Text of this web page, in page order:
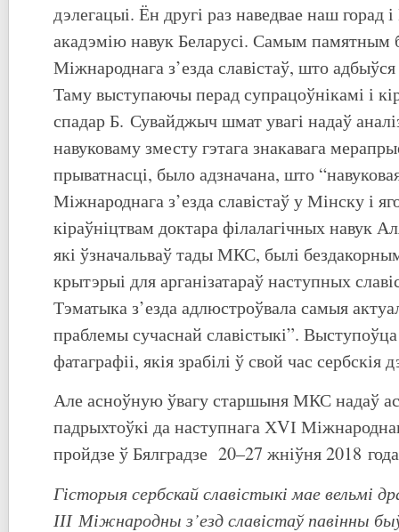
дэлегацыі. Ён другі раз наведвае наш горад
акадэмію навук Беларусі. Самым памятным
Міжнароднага з’езда славістаў, што
Таму выступаючы перад супрацоўнікамі і
спадар Б. Сувайджыч шмат увагі надаў
навуковаму зместу гэтага знакавага
прыватнасці, было адзначана, што
Міжнароднага з’езда славістаў у Мінску і
кіраўніцтвам доктара філалагічных навук
які ўзначальваў тады МКС, былі
крытэрыі для арганізатараў наступных
Тэматыка з’езда адлюстроўвала самыя
праблемы сучаснай славістыкі”.
фатаграфіі, якія зрабілі ў свой час сербскія
Але асноўную ўвагу старшыня МКС надаў
падрыхтоўкі да наступнага ХVІ
пройдзе ў Бялградзе 20–27 жніўня 2018 года
Гісторыя сербскай славістыкі мае вельмі
ІІІ Міжнародны з’езд славістаў павінны